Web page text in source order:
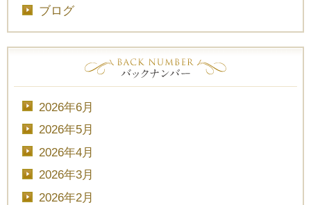
ブログ
2026年6月
2026年5月
2026年4月
2026年3月
2026年2月